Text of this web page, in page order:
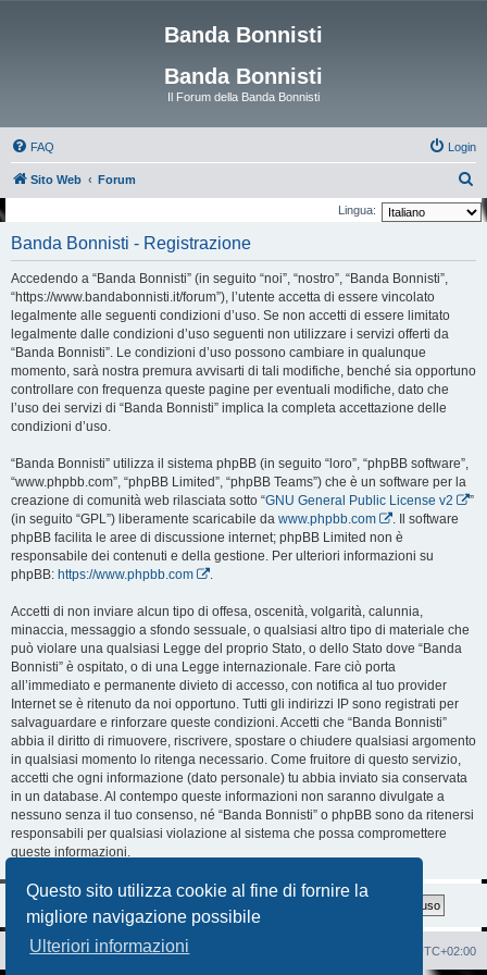
Questo sito utilizza cookie al fine di fornire la
migliore navigazione possibile
Ulteriori informazioni
Banda Bonnisti
Banda Bonnisti
Il Forum della Banda Bonnisti
FAQ Login
Sito Web Forum
e
Lingua:
Banda Bonnisti - Registrazione
Accedendo a “Banda Bonnisti” (in seguito “noi”, “nostro”, “Banda Bonnisti”,
“https://www.bandabonnisti.it/forum”), l’utente accetta di essere vincolato
legalmente alle seguenti condizioni d’uso. Se non accetti di essere limitato
legalmente dalle condizioni d’uso seguenti non utilizzare i servizi offerti da
“Banda Bonnisti”. Le condizioni d’uso possono cambiare in qualunque
momento, sarà nostra premura avvisarti di tali modifiche, benché sia opportuno
controllare con frequenza queste pagine per eventuali modifiche, dato che
l’uso dei servizi di “Banda Bonnisti” implica la completa accettazione delle
condizioni d’uso.
“Banda Bonnisti” utilizza il sistema phpBB (in seguito “loro”, “phpBB software”,
“www.phpbb.com”, “phpBB Limited”, “phpBB Teams”) che è un software per la
creazione di comunità web rilasciata sotto “GNU General Public License v2
”
(in seguito “GPL”) liberamente scaricabile da www.phpbb.com
. Il software
phpBB facilita le aree di discussione internet; phpBB Limited non è
responsabile dei contenuti e della gestione. Per ulteriori informazioni su
phpBB: https://www.phpbb.com .
Accetti di non inviare alcun tipo di offesa, oscenità, volgarità, calunnia,
minaccia, messaggio a sfondo sessuale, o qualsiasi altro tipo di materiale che
può violare una qualsiasi Legge del proprio Stato, o dello Stato dove “Banda
Bonnisti” è ospitato, o di una Legge internazionale. Fare ciò porta
all’immediato e permanente divieto di accesso, con notifica al tuo provider
Internet se è ritenuto da noi opportuno. Tutti gli indirizzi IP sono registrati per
salvaguardare e rinforzare queste condizioni. Accetti che “Banda Bonnisti”
abbia il diritto di rimuovere, riscrivere, spostare o chiudere qualsiasi argomento
in qualsiasi momento lo ritenga necessario. Come fruitore di questo servizio,
accetti che ogni informazione (dato personale) tu abbia inviato sia conservata
in un database. Al contempo queste informazioni non saranno divulgate a
nessuno senza il tuo consenso, né “Banda Bonnisti” o phpBB sono da ritenersi
responsabili per qualsiasi violazione al sistema che possa compromettere
queste informazioni.
Sito Web Forum UTC+02:00